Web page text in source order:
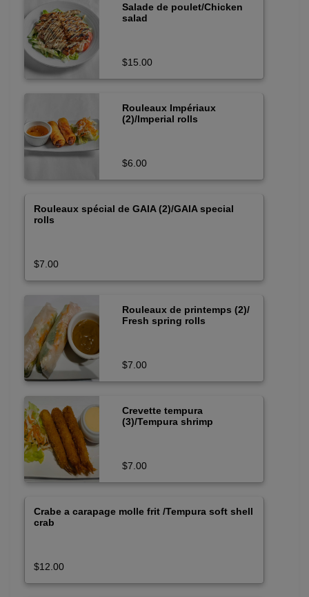
Salade de poulet/Chicken
salad
$15.00
Rouleaux Impériaux
(2)/Imperial rolls
$6.00
Rouleaux spécial de GAIA (2)/GAIA special
rolls
$7.00
Rouleaux de printemps (2)/
Fresh spring rolls
$7.00
Crevette tempura
(3)/Tempura shrimp
$7.00
Crabe a carapage molle frit /Tempura soft shell
crab
$12.00